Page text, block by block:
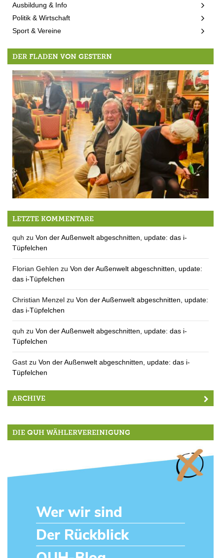
Ausbildung & Info
Politik & Wirtschaft
Sport & Vereine
DER FLADEN VON GESTERN
Was macht eigentlich? – heute: Jokl Kaske
LETZTE KOMMENTARE
quh zu Von der Außenwelt abgeschnitten, update: das i-
Tüpfelchen
Florian Gehlen zu Von der Außenwelt abgeschnitten, update:
das i-Tüpfelchen
Christian Menzel zu Von der Außenwelt abgeschnitten, update:
das i-Tüpfelchen
quh zu Von der Außenwelt abgeschnitten, update: das i-
Tüpfelchen
Gast zu Von der Außenwelt abgeschnitten, update: das i-
Tüpfelchen
ARCHIVE
DIE QUH WÄHLERVEREINIGUNG
Wer wir sind
Der Rückblick